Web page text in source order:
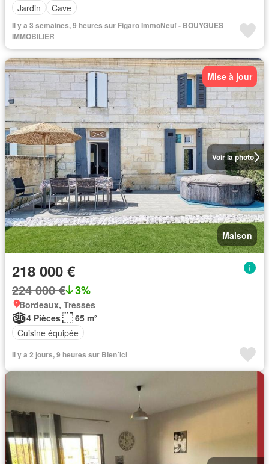
Jardin
Cave
Il y a 3 semaines, 9 heures sur Figaro ImmoNeuf - BOUYGUES
IMMOBILIER
Voir la photo
Mise à jour
Maison
218 000 €
224 000 € 3%
Bordeaux, Tresses
4 Pièces
65 m²
Cuisine équipée
Il y a 2 jours, 9 heures sur Bien´ici